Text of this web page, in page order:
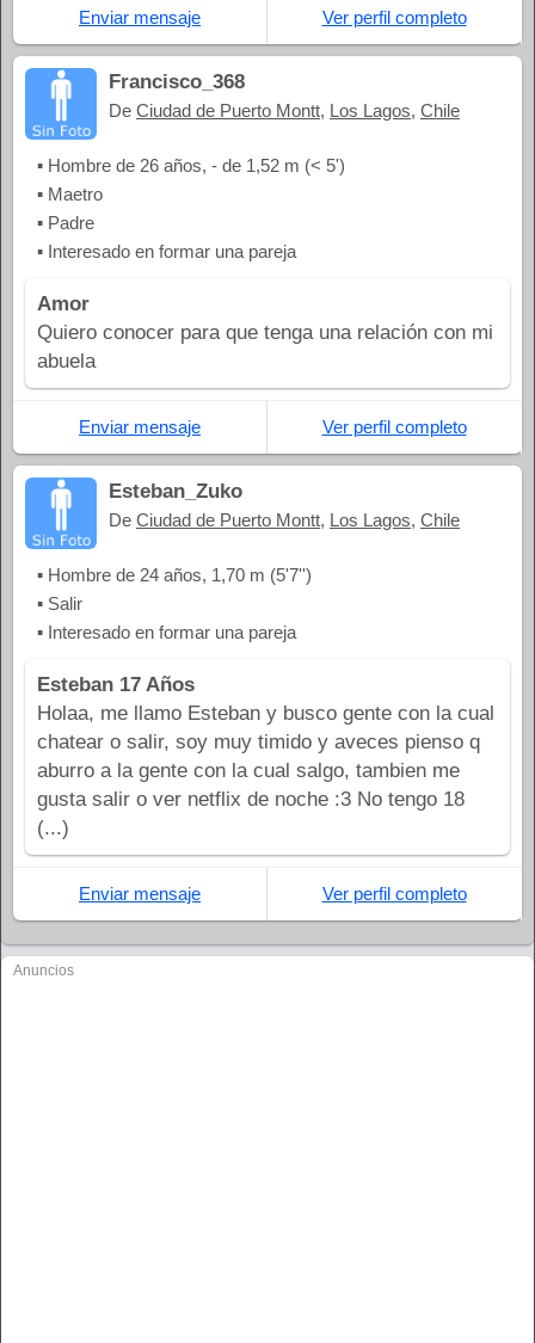
Enviar mensaje Ver perfil completo
Francisco_368
De Ciudad de Puerto Montt, Los Lagos, Chile
▪ Hombre de 26 años, - de 1,52 m (< 5')
▪ Maetro
▪ Padre
▪ Interesado en formar una pareja
Amor
Quiero conocer para que tenga una relación con mi
abuela
Enviar mensaje Ver perfil completo
Esteban_Zuko
De Ciudad de Puerto Montt, Los Lagos, Chile
▪ Hombre de 24 años, 1,70 m (5'7'')
▪ Salir
▪ Interesado en formar una pareja
Esteban 17 Años
Holaa, me llamo Esteban y busco gente con la cual
chatear o salir, soy muy timido y aveces pienso q
aburro a la gente con la cual salgo, tambien me
gusta salir o ver netflix de noche :3 No tengo 18
(...)
Enviar mensaje Ver perfil completo
Anuncios